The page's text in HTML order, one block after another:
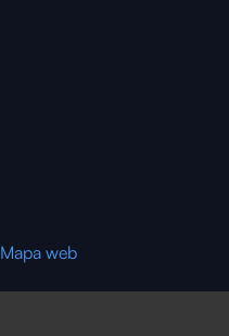
Mapa web